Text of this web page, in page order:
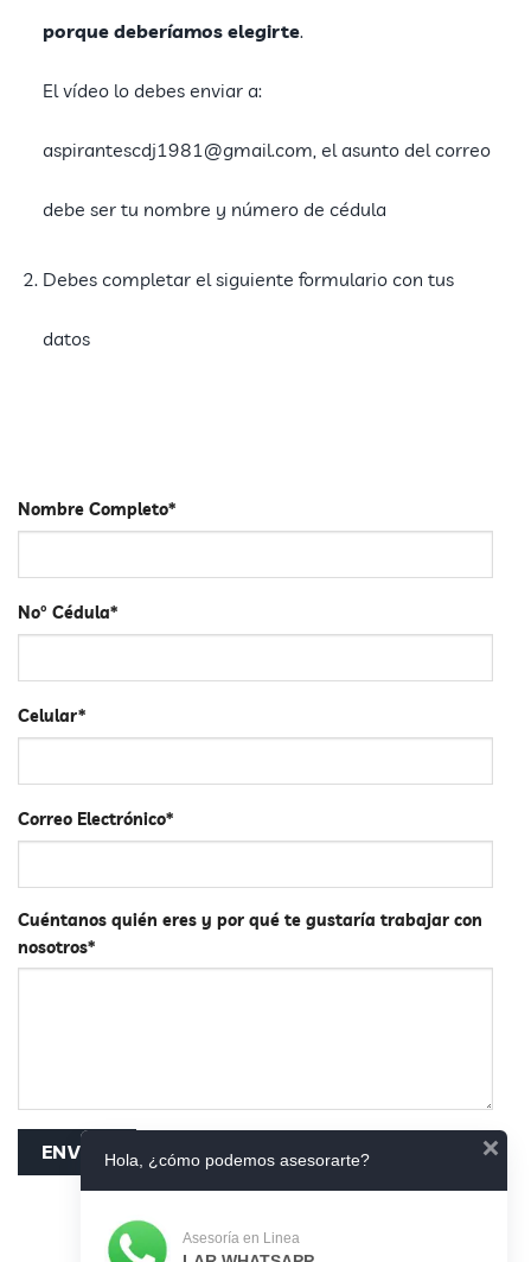
porque deberíamos elegirte.
El vídeo lo debes enviar a:
aspirantescdj1981@gmail.com , el asunto del correo
debe ser tu nombre y número de cédula
Debes completar el siguiente formulario con tus
datos
Nombre Completo*
No° Cédula*
Celular*
Correo Electrónico*
Cuéntanos quién eres y por qué te gustaría trabajar con
nosotros*
Hola, ¿cómo podemos asesorarte?
Asesoría en Linea